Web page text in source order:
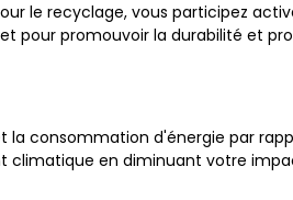
le recyclage, vous participez
pour promouvoir la durabilité et
consommation d'énergie par
climatique en diminuant votre